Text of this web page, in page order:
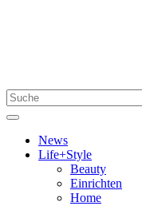
Suchen
nach:
Menü
News
Life+Style
Beauty
Einrichten
Home